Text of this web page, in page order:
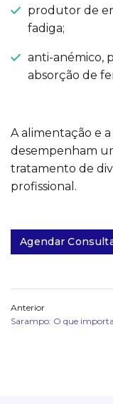
produtor de
fadiga;
anti-anémico,
absorção de
A alimentação e
desempenham
tratamento de
profissional.
Agendar
Anterior
Sarampo: O que